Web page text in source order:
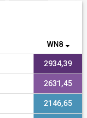
WN8
2934,39
2631,45
2146,65